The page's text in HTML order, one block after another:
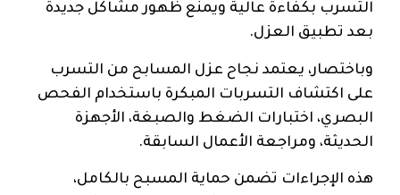
التسرب بكفاءة عالية ويمنع ظهور مشاكل جديدة
بعد تطبيق العزل.
وباختصار، يعتمد نجاح عزل المسابح من التسرب
على اكتشاف التسربات المبكرة باستخدام الفحص
البصري، اختبارات الضغط والصبغة، الأجهزة
الحديثة، ومراجعة الأعمال السابقة.
هذه الإجراءات تضمن حماية المسبح بالكامل،